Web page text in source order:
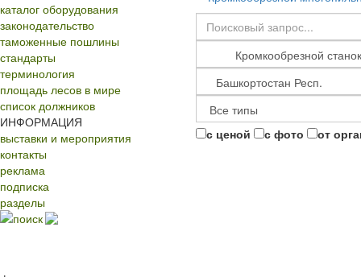
каталог оборудования
законодательство
таможенные пошлины
стандарты
терминология
площадь лесов в мире
список должников
ИНФОРМАЦИЯ
выставки и мероприятия
контакты
реклама
подписка
разделы
поиск
с ценой с фото от